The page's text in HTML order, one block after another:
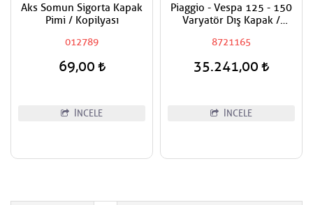
Aks Somun Sigorta Kapak
Pimi / Kopilyası
012789
69,00
İNCELE
Piaggio - Vespa 125 - 150
Varyatör Dış Kapak /
8721165
35.241,00
İNCELE